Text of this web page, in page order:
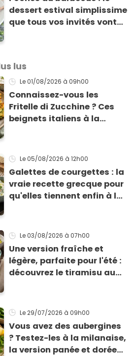
dessert estival simplissime
que tous vos invités vont
lus
Le 01/08/2026 à 09h00
Connaissez-vous les
Fritelle di Zucchine ? Ces
beignets italiens à la
Le 05/08/2026 à 12h00
Galettes de courgettes : la
vraie recette grecque pour
qu'elles tiennent enfin à la
Le 03/08/2026 à 07h00
Une version fraîche et
légère, parfaite pour l'été :
découvrez le tiramisu au
Le 29/07/2026 à 09h00
Vous avez des aubergines
? Testez-les à la milanaise,
la version panée et dorée